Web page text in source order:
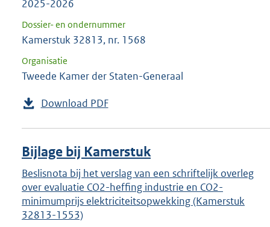
2025-2026
Dossier- en ondernummer
Kamerstuk 32813, nr. 1568
Organisatie
Tweede Kamer der Staten-Generaal
Download PDF
Bijlage bij Kamerstuk
Beslisnota bij het verslag van een schriftelijk overleg
over evaluatie CO2-heffing industrie en CO2-
minimumprijs elektriciteitsopwekking (Kamerstuk
32813-1553)